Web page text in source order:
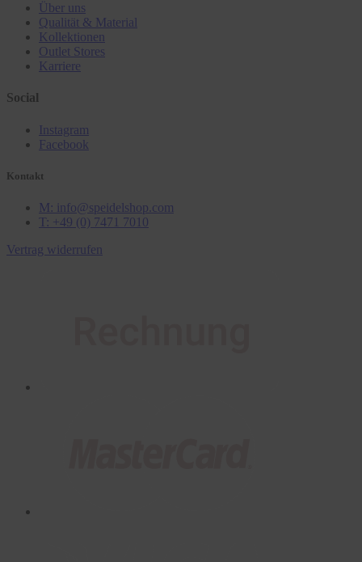
Über uns
Qualität & Material
Kollektionen
Outlet Stores
Karriere
Social
Instagram
Facebook
Kontakt
M: info@speidelshop.com
T: +49 (0) 7471 7010
Vertrag widerrufen